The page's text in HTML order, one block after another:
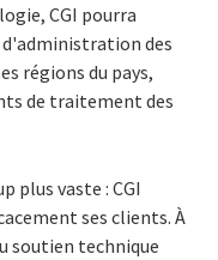
CGI pourra
des
régions du pays,
de traitement des
plus vaste : CGI
ses clients. À
soutien technique